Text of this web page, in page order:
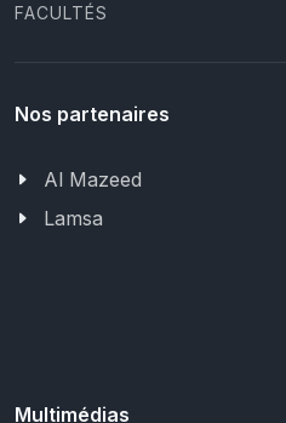
FACULTÉS
Nos partenaires
Al Mazeed
Lamsa
Multimédias